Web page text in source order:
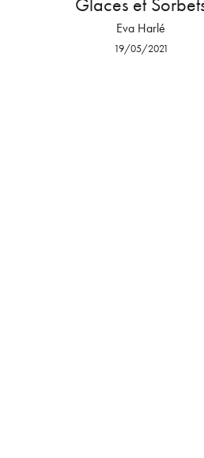
Eva Harlé
19/05/2021